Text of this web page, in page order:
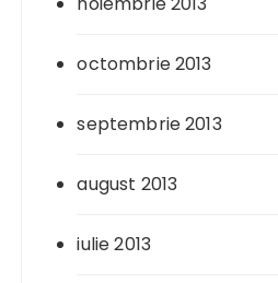
octombrie 2013
septembrie 2013
august 2013
iulie 2013